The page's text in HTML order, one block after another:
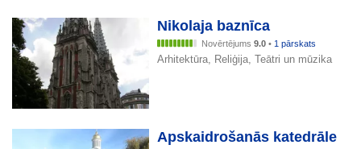
Nikolaja baznīca
Novērtējums 9.0 • 1 pārskats
Arhitektūra, Reliģija, Teātri un mūzika
Apskaidrošanās katedrāle